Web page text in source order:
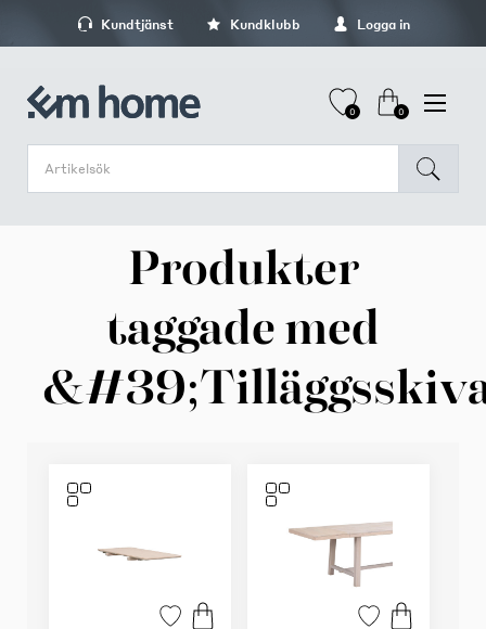
Kundtjänst Kundklubb Logga in
0 0
Produkter
taggade med